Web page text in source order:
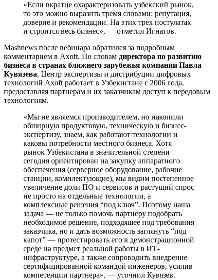
«Если вкратце охарактеризовать узбекский рынок,
то это можно выразить тремя словами: репутация,
доверие и рекомендации. На этих трех постулатах
и строится весь бизнес», — отметил Игнатов.
Mashnews после вебинара обратился за подробным
комментарием в Axoft. По словам директора по развитию
бизнеса в странах ближнего зарубежья компании Павла
Кувязева, Центр экспертизы и дистрибуции цифровых
технологий Axoft работает в Узбекистане с 2006 года,
предоставляя партнерам и их заказчикам доступ к передовым
технологиям.
«Мы не являемся производителем, но накопили
обширную продуктовую, техническую и бизнес-
экспертизу, знаем, как работают технологии и
каковы потребности местного бизнеса. Хотя
рынок Узбекистана в значительной степени
сегодня ориентирован на закупку аппаратного
обеспечения (серверное оборудование, рабочие
станции, комплектующие), мы видим постепенное
увеличение доли ПО и сервисов и растущий спрос
не просто на отдельные технологии, а
комплексные решения “под ключ”. Поэтому наша
задача — не только помочь партнеру подобрать
необходимое решение, подходящее под требования
заказчика, но и дать возможность заглянуть “под
капот” — протестировать его в демонстрационной
среде на предмет реальной работы в ИТ-
инфраструктуре, а также сопроводить внедрение
сертифицированной командой инженеров, усилив
компетенции партнера», — уточнил Кувязев.